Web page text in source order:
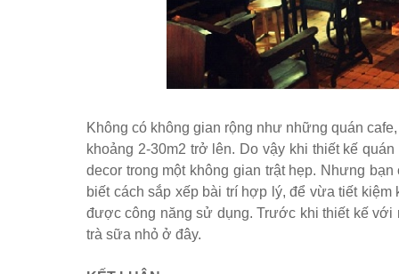
Không có không gian rộng như những quán
khoảng 2-30m2 trở lên. Do vậy khi thiết kế
decor trong một không gian trật hẹp. Nhưng
biết cách sắp xếp bài trí hợp lý, để vừa tiết
được công năng sử dụng. Trước khi thiết kế với
trà sữa nhỏ ở đây.